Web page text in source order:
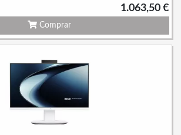
1.063,50 €
Comprar